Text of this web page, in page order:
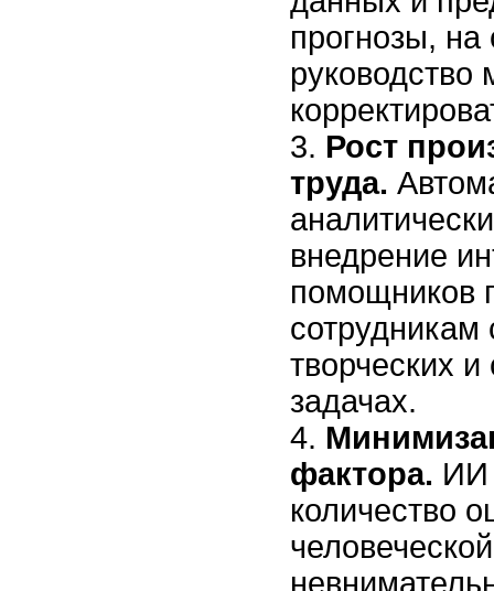
прогнозы, на
руководство
Рост
труда.
внедрение
помощников
сотрудникам
творческих и
задачах.
фактора. ИИ
количество
человеческой